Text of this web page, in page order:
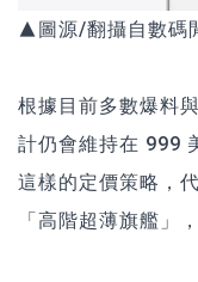
▲圖源/翻攝自數碼
根據目前多數爆料
計仍會維持在 999
這樣的定價策略，
「高階超薄旗艦」